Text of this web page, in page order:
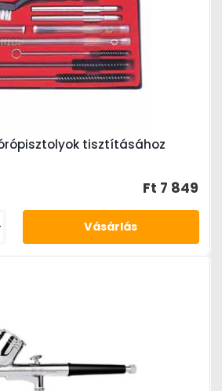
tisztításához
Ft 7 849